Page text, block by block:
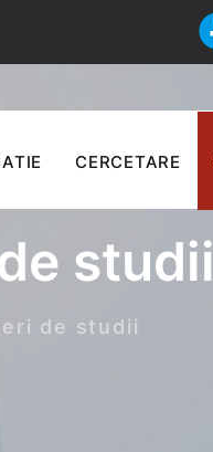
CERCETARE
studii
de studii